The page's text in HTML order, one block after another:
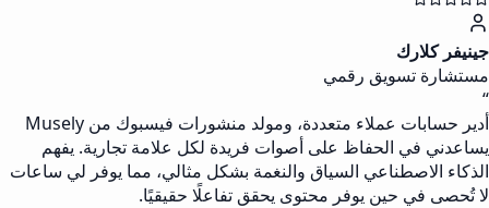
جينيفر كلارك
مستشارة تسويق رقمي
“
أدير حسابات عملاء متعددة، ومولد منشورات فيسبوك من Musely
يساعدني في الحفاظ على أصوات فريدة لكل علامة تجارية. يفهم
الذكاء الاصطناعي السياق والنغمة بشكل مثالي، مما يوفر لي ساعات
لا تُحصى في حين يوفر محتوى يحقق تفاعلًا حقيقيًا.